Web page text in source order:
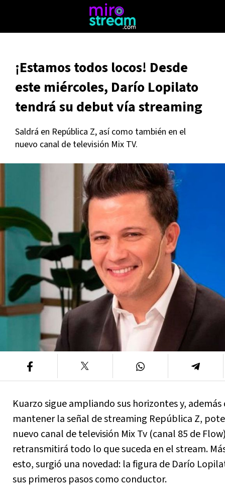
¡Estamos todos locos! Desde
este miércoles, Darío Lopilato
tendrá su debut vía streaming
Saldrá en República Z, así como también en el
nuevo canal de televisión Mix TV.
Kuarzo sigue ampliando sus horizontes y, además
mantener la señal de streaming República Z,
nuevo canal de televisión Mix Tv (canal 85 de
retransmitirá todo lo que suceda en el stream.
esto, surgió una novedad: la figura de Darío
sus primeros pasos como conductor.